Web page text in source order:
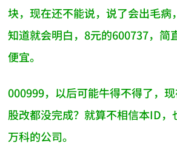
块，现在还不能说，说了会出毛病
知道就会明白，8元的600737，简
便宜。
000999，以后可能牛得不得了，
股改都没完成？就算不相信本ID，
万科的公司。